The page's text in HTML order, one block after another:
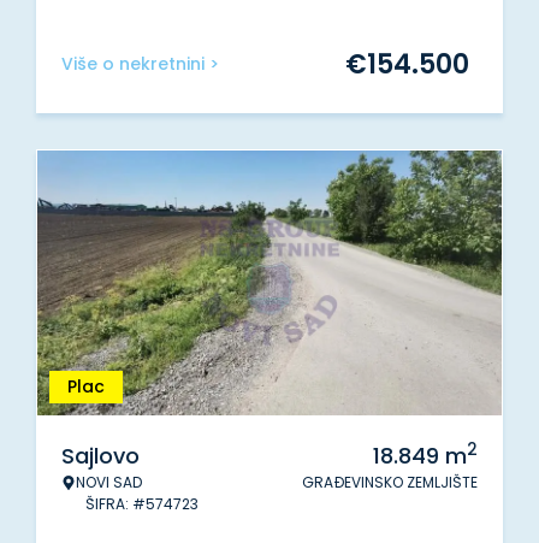
Više o nekretnini > €154.500
Plac
Sajlovo
NOVI SAD
ŠIFRA: #574723
18.849 m2
GRAĐEVINSKO ZEMLJIŠTE